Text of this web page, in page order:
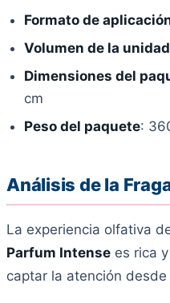
Formato de
Volumen de la unidad
Dimensiones del
cm
Peso del paquete:
Análisis de la
La experiencia olfativa
Parfum Intense es rica
captar la atención